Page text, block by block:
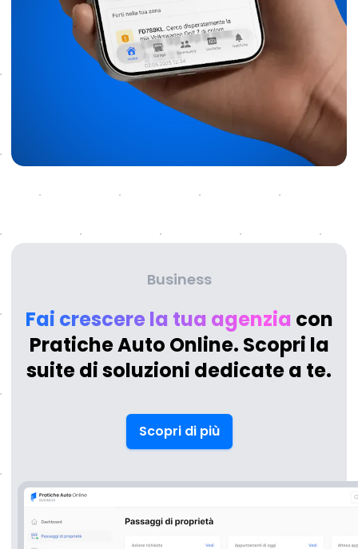
Business
Fai crescere la tua agenzia con
Pratiche Auto Online. Scopri la
suite di soluzioni dedicate a te.
Scopri di più